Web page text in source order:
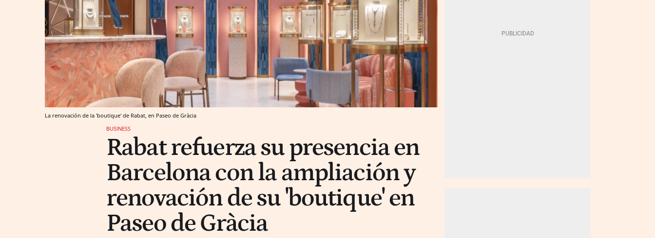
La renovación de la 'boutique' de Rabat, en Paseo de Gràcia
BUSINESS
Rabat refuerza su presencia en
Barcelona con la ampliación y
renovación de su 'boutique' en
Paseo de Gràcia